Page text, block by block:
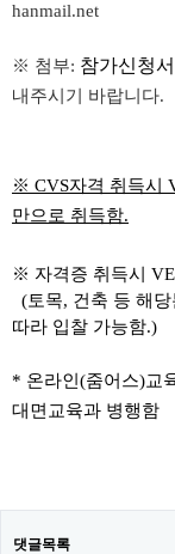
hanmail.net
※ 첨부: 참가신청
내주시기 바랍니다.
※ CVS자격 취득시
만으로 취득함.
※ 자격증 취득시 VE
(토목, 건축 등 해
따라 입찰 가능함.)
* 온라인 (줌어스)교
대면교육과 병행함
댓글목록